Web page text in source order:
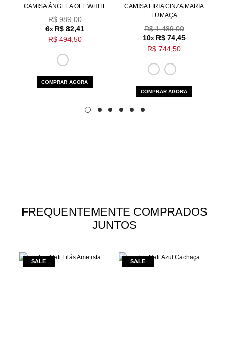
CAMISA ÂNGELA OFF WHITE
R$ 989,00
6x R$ 82,41
R$ 494,50
COMPRAR AGORA
CAMISA LIRIA CINZA MARIA
FUMAÇA
R$ 1.489,00
10x R$ 74,45
R$ 744,50
COMPRAR AGORA
FREQUENTEMENTE COMPRADOS
JUNTOS